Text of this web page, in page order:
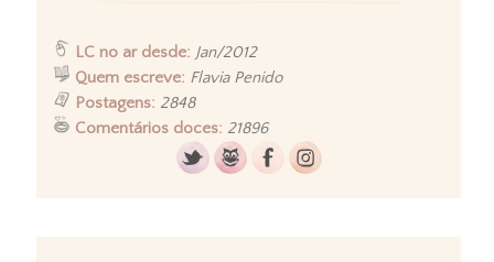
LC no ar desde: Jan/2012
Quem escreve: Flavia Penido
Postagens: 2848
Comentários doces: 21896